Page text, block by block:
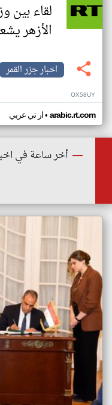
لقاء بين
الأزهر
اخبار جزر القمر
OX58UY
ار تي عربي• arabic.rt.com
أخر ساعة في